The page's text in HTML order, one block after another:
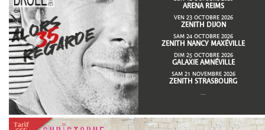
ARENA REIMS
VEN 23 OCTOBRE 2026
ZENITH DIJON
SAM 24 OCTOBRE 2026
ZENITH NANCY MAXÉVILLE
DIM 25 OCTOBRE 2026
GALAXIE AMNÉVILLE
SAM 21 NOVEMBRE 2026
ZENITH STRASBOURG
...